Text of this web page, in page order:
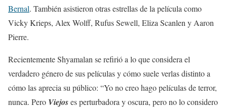
Bernal. También asistieron otras estrellas de la película como
Vicky Krieps, Alex Wolff, Rufus Sewell, Eliza Scanlen y Aaron
Pierre.
Recientemente Shyamalan se refirió a lo que considera el
verdadero género de sus películas y cómo suele verlas distinto a
cómo las aprecia su público: “Yo no creo hago películas de terror,
nunca. Pero Viejoses perturbadora y oscura, pero no lo considero